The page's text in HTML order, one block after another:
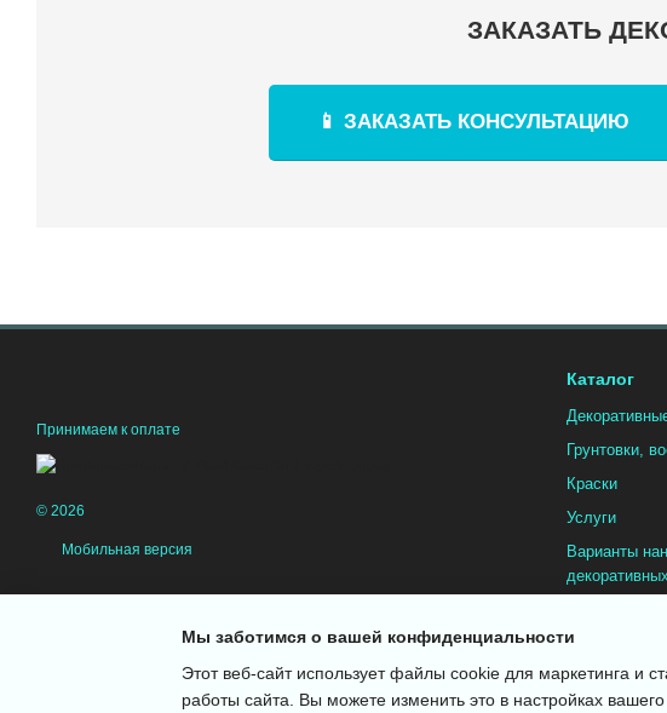
ЗАКАЗАТЬ
📱 ЗАКАЗАТЬ КОНСУЛЬТАЦИЮ
Принимаем к оплате
© 2026
Мобильная версия
Каталог
Грунтовки,
Краски
Услуги
Варианты
Тонирование
Мы заботимся о вашей конфиденциальности
Этот веб-сайт использует файлы cookie для маркетинга и
работы сайта. Вы можете изменить это в настройках